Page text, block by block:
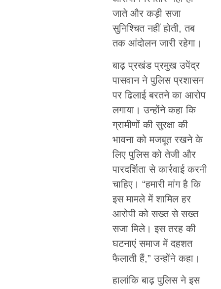
जाते और कड़ी सजा
सुनिश्चित नहीं होती, तब
तक आंदोलन जारी रहेगा।
बाढ़ प्रखंड प्रमुख उपेंद्र
पासवान ने पुलिस प्रशासन
पर ढिलाई बरतने का आरोप
लगाया। उन्होंने कहा कि
ग्रामीणों की सुरक्षा की
भावना को मजबूत रखने के
लिए पुलिस को तेजी और
पारदर्शिता से कार्रवाई करनी
चाहिए। “हमारी मांग है कि
इस मामले में शामिल हर
आरोपी को सख्त से सख्त
सजा मिले। इस तरह की
घटनाएं समाज में दहशत
फैलाती हैं,” उन्होंने कहा।
हालांकि बाढ़ पुलिस ने इस